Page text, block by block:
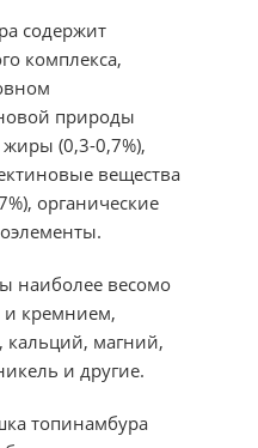
содержит
комплекса,
природы
жиры (0,3-0,7%),
вещества
органические
наиболее весомо
и кремнием,
кальций, магний,
и другие.
топинамбура